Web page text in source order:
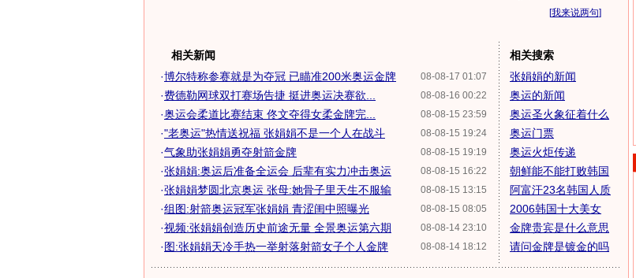
[我来说两句]
相关新闻
08-08-17 01:07
·博尔特称参赛就是为夺冠 已瞄准200米奥运金牌
08-08-16 00:22
·费德勒网球双打赛场告捷 挺进奥运决赛欲...
08-08-15 23:59
·奥运会柔道比赛结束 佟文夺得女柔金牌完...
08-08-15 19:24
·"老奥运"热情送祝福 张娟娟不是一个人在战斗
08-08-15 19:19
·气象助张娟娟勇夺射箭金牌
08-08-15 16:22
·张娟娟:奥运后准备全运会 后辈有实力冲击奥运
08-08-15 13:15
·张娟娟梦圆北京奥运 张母:她骨子里天生不服输
08-08-15 08:05
·组图:射箭奥运冠军张娟娟 青涩闺中照曝光
08-08-14 23:10
·视频:张娟娟创造历史前途无量 全景奥运第六期
08-08-14 18:12
·图:张娟娟天冷手热一举射落射箭女子个人金牌
相关搜索
张娟娟的新闻
奥运的新闻
奥运圣火象征着什么
奥运门票
奥运火炬传递
朝鲜能不能打败韩国
阿富汗23名韩国人质
2006韩国十大美女
金牌贵宾是什么意思
请问金牌是镀金的吗